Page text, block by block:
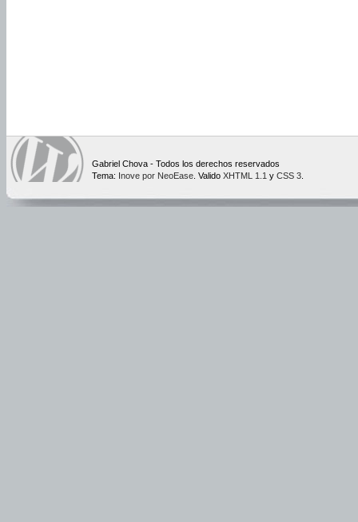
Gabriel Chova - Todos los derechos reservados
Tema: Inove por NeoEase . Valido XHTML 1.1 y CSS 3